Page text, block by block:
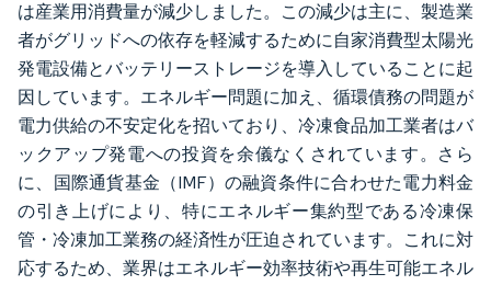
は産業用消費量が減少しました。この減少は主に、製造業
者がグリッドへの依存を軽減するために自家消費型太陽光
発電設備とバッテリーストレージを導入していることに起
因しています。エネルギー問題に加え、循環債務の問題が
電力供給の不安定化を招いており、冷凍食品加工業者はバ
ックアップ発電への投資を余儀なくされています。さら
に、国際通貨基金（IMF）の融資条件に合わせた電力料金
の引き上げにより、特にエネルギー集約型である冷凍保
管・冷凍加工業務の経済性が圧迫されています。これに対
応するため、業界はエネルギー効率技術や再生可能エネル